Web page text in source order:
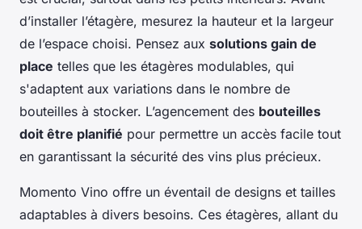
d’installer l’étagère, mesurez la hauteur et la largeur
de l’espace choisi. Pensez aux solutions gain de
place telles que les étagères modulables, qui
s'adaptent aux variations dans le nombre de
bouteilles à stocker. L’agencement des bouteilles
doit être planifié pour permettre un accès facile tout
en garantissant la sécurité des vins plus précieux.
Momento Vino offre un éventail de designs et tailles
adaptables à divers besoins. Ces étagères, allant du